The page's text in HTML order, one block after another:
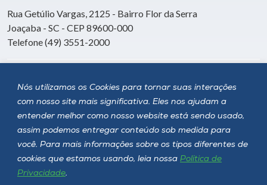
Nós utilizamos os Cookies para tornar suas interações
com nosso site mais significativa. Eles nos ajudam a
entender melhor como nosso website está sendo usado,
assim podemos entregar conteúdo sob medida para
você. Para mais informações sobre os tipos diferentes de
cookies que estamos usando, leia nossa Política de
Privacidade.
Rua Getúlio Vargas, 2125 - Bairro Flor da Serra
Joaçaba - SC - CEP 89600-000
Telefone (49) 3551-2000
Siga a Unoesc